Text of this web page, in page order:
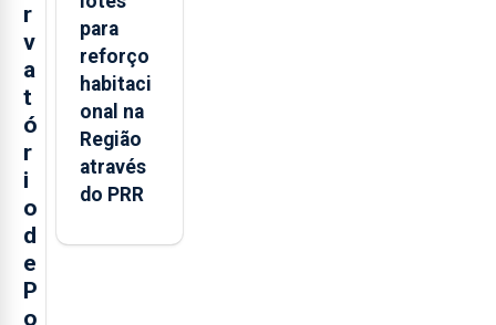
r
v
a
t
ó
r
i
o
d
e
P
o
para
reforço
habitaci
onal na
Região
através
do PRR